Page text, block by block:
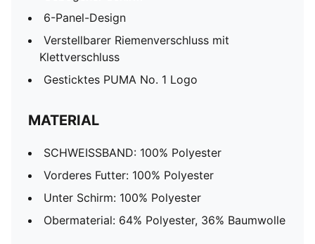
6-Panel-Design
Verstellbarer Riemenverschluss mit
Klettverschluss
Gesticktes PUMA No. 1 Logo
MATERIAL
SCHWEISSBAND: 100% Polyester
Vorderes Futter: 100% Polyester
Unter Schirm: 100% Polyester
Obermaterial: 64% Polyester, 36% Baumwolle